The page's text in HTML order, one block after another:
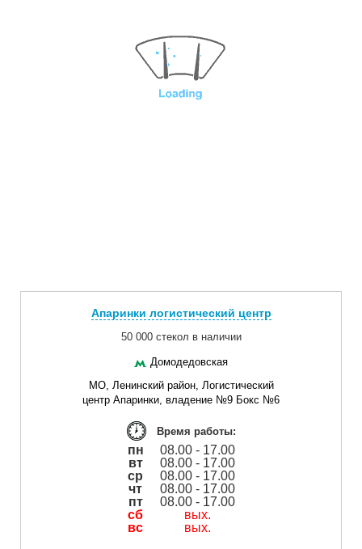
Апаринки логистический центр
50 000 стекол в наличии
Домодедовская
МО, Ленинский район, Логистический
центр Апаринки, владение №9 Бокс №6
Время работы:
пн
08.00 - 17.00
вт
08.00 - 17.00
ср
08.00 - 17.00
чт
08.00 - 17.00
пт
08.00 - 17.00
сб
вых.
вс
вых.